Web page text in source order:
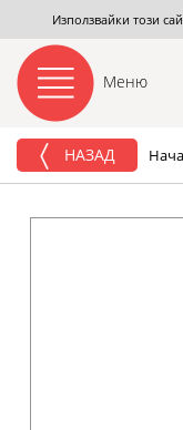
Използвайки този
Меню
НАЗАД